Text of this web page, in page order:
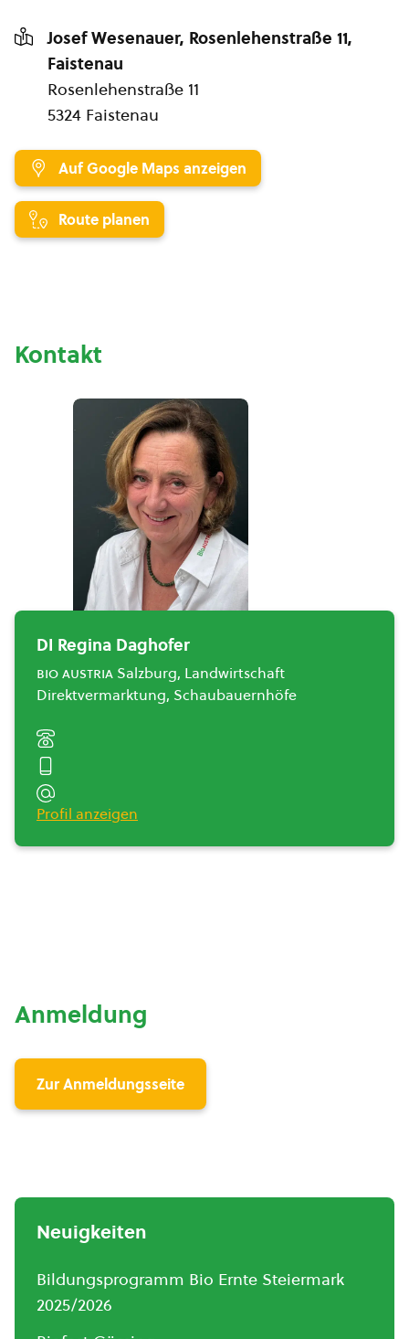
Josef Wesenauer, Rosenlehenstraße 11,
Faistenau
Rosenlehenstraße 11
5324 Faistenau
Auf Google Maps anzeigen
Route planen
Kontakt
DI Regina Daghofer
bio austria Salzburg, Landwirtschaft
Direktvermarktung, Schaubauernhöfe
Profil anzeigen
Anmeldung
Zur Anmeldungsseite
Neuigkeiten
Bildungsprogramm Bio Ernte Steiermark
2025/2026